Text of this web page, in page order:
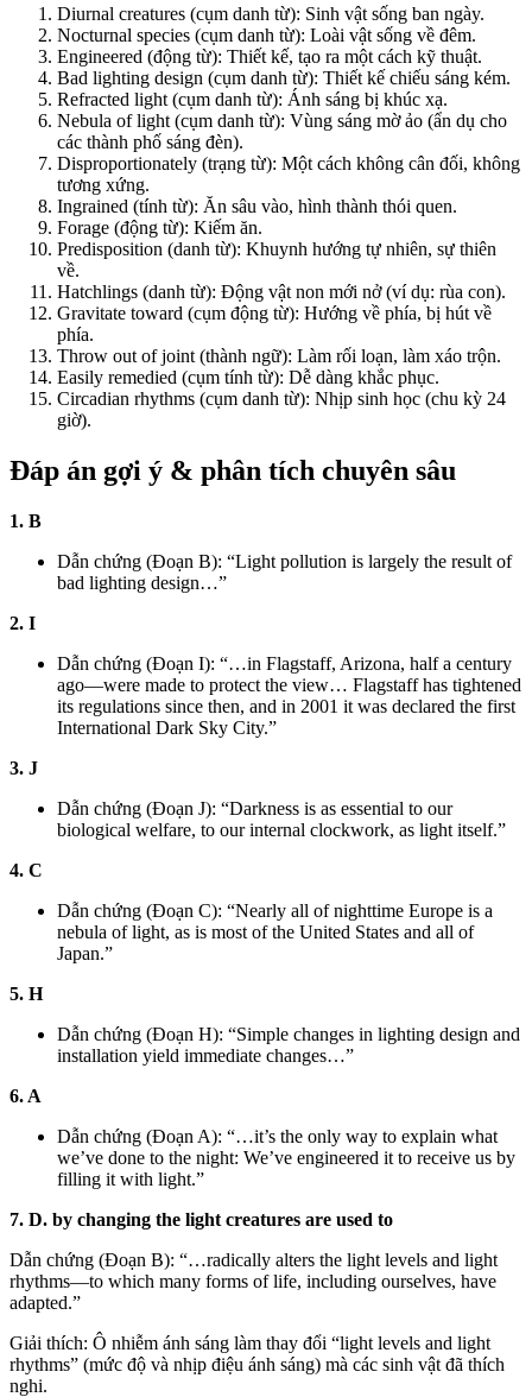
Diurnal creatures (cụm danh từ): Sinh vật sống ban ngày.
Nocturnal species (cụm danh từ): Loài vật sống về đêm.
Engineered (động từ): Thiết kế, tạo ra một cách kỹ thuật.
Bad lighting design (cụm danh từ): Thiết kế chiếu sáng kém.
Refracted light (cụm danh từ): Ánh sáng bị khúc xạ.
Nebula of light (cụm danh từ): Vùng sáng mờ ảo (ẩn dụ cho
các thành phố sáng đèn).
Disproportionately (trạng từ): Một cách không cân đối, không
tương xứng.
Ingrained (tính từ): Ăn sâu vào, hình thành thói quen.
Forage (động từ): Kiếm ăn.
Predisposition (danh từ): Khuynh hướng tự nhiên, sự thiên
về.
Hatchlings (danh từ): Động vật non mới nở (ví dụ: rùa con).
Gravitate toward (cụm động từ): Hướng về phía, bị hút về
phía.
Throw out of joint (thành ngữ): Làm rối loạn, làm xáo trộn.
Easily remedied (cụm tính từ): Dễ dàng khắc phục.
Circadian rhythms (cụm danh từ): Nhịp sinh học (chu kỳ 24
giờ).
Đáp án gợi ý & phân tích chuyên sâu
1. B
Dẫn chứng (Đoạn B): “Light pollution is largely the result of
bad lighting design…”
2. I
Dẫn chứng (Đoạn I): “…in Flagstaff, Arizona, half a century
ago—were made to protect the view… Flagstaff has tightened
its regulations since then, and in 2001 it was declared the first
International Dark Sky City.”
3. J
Dẫn chứng (Đoạn J): “Darkness is as essential to our
biological welfare, to our internal clockwork, as light itself.”
4. C
Dẫn chứng (Đoạn C): “Nearly all of nighttime Europe is a
nebula of light, as is most of the United States and all of
Japan.”
5. H
Dẫn chứng (Đoạn H): “Simple changes in lighting design and
installation yield immediate changes…”
6. A
Dẫn chứng (Đoạn A): “…it’s the only way to explain what
we’ve done to the night: We’ve engineered it to receive us by
filling it with light.”
7. D. by changing the light creatures are used to
Dẫn chứng (Đoạn B): “…radically alters the light levels and light
rhythms—to which many forms of life, including ourselves, have
adapted.”
Giải thích: Ô nhiễm ánh sáng làm thay đổi “light levels and light
rhythms” (mức độ và nhịp điệu ánh sáng) mà các sinh vật đã thích
nghi.